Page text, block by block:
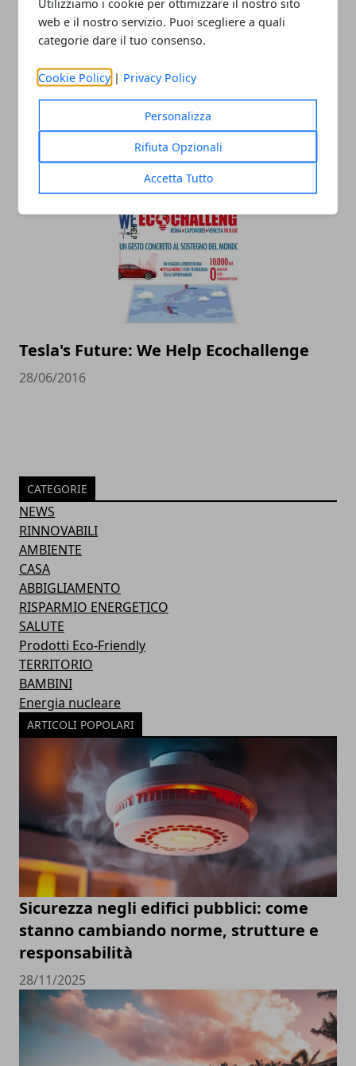
web e il nostro servizio. Puoi scegliere a quali
categorie dare il tuo consenso.
Cookie Policy | Privacy Policy
Personalizza
Rifiuta Opzionali
Accetta Tutto
L’aspetto eco dei condizionatori
Tesla's Future: We Help Ecochallenge
28/06/2016
CATEGORIE
NEWS
RINNOVABILI
AMBIENTE
CASA
ABBIGLIAMENTO
RISPARMIO ENERGETICO
SALUTE
Prodotti Eco-Friendly
TERRITORIO
BAMBINI
Energia nucleare
ARTICOLI POPOLARI
Sicurezza negli edifici pubblici: come
stanno cambiando norme, strutture e
responsabilità
28/11/2025